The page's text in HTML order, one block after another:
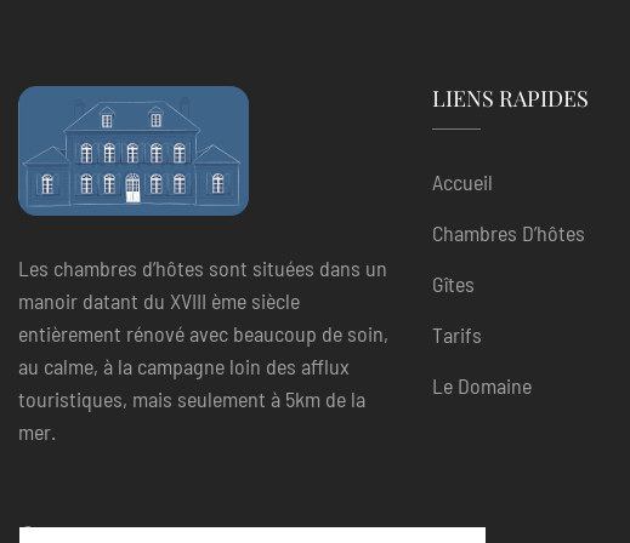
Les chambres d’hôtes sont situées dans un
manoir datant du XVIII ème siècle
entièrement rénové avec beaucoup de soin,
au calme, à la campagne loin des afflux
touristiques, mais seulement à 5km de la
mer.
LIENS RAPIDES
Accueil
Chambres D’hôtes
Gîtes
Tarifs
Le Domaine